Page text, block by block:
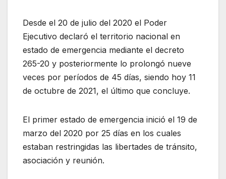
Desde el 20 de julio del 2020 el Poder
Ejecutivo declaró el territorio nacional en
estado de emergencia mediante el decreto
265-20 y posteriormente lo prolongó nueve
veces por períodos de 45 días, siendo hoy 11
de octubre de 2021, el último que concluye.
El primer estado de emergencia inició el 19 de
marzo del 2020 por 25 días en los cuales
estaban restringidas las libertades de tránsito,
asociación y reunión.